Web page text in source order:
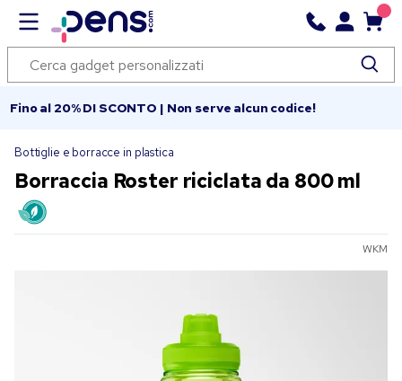
Fino al 20% DI SCONTO | Non serve alcun codice!
Bottiglie e borracce in plastica
Borraccia Roster riciclata da 800 ml
WKM